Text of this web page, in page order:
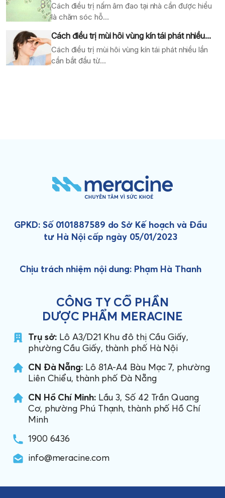
Cách điều trị nấm âm đao tại nhà cần được hiểu
là chăm sóc hỗ...
Cách điều trị mùi hôi vùng kín tái phát nhiều...
Cách điều trị mùi hôi vùng kín tái phát nhiều lần
cần bắt đầu từ...
GPKD: Số 0101887589 do Sở Kế hoạch và Đầu
tư Hà Nội cấp ngày 05/01/2023
Chịu trách nhiệm nội dung: Phạm Hà Thanh
CÔNG TY CỔ PHẦN
DƯỢC PHẨM MERACINE
Trụ sở: Lô A3/D21 Khu đô thị Cầu Giấy,
phường Cầu Giấy, thành phố Hà Nội
CN Đà Nẵng: Lô 81A-A4 Bàu Mạc 7, phường
Liên Chiểu, thành phố Đà Nẵng
CN Hồ Chí Minh:Lầu 3, Số 42 Trần Quang
Cơ, phường Phú Thạnh, thành phố Hồ Chí
Minh
1900 6436
info@meracine.com